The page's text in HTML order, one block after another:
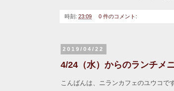
時刻: 23:09 0 件のコメント:
2019/04/22
4/24（水）からのランチメ
こんばんは、ニランカフェのユウコです